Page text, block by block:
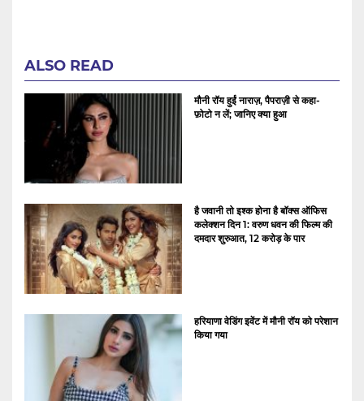
ALSO READ
मौनी रॉय हुईं नाराज़, पैपराज़ी से कहा-
फ़ोटो न लें; जानिए क्या हुआ
है जवानी तो इश्क होना है बॉक्स ऑफिस
कलेक्शन दिन 1: वरुण धवन की फिल्म की
दमदार शुरुआत, 12 करोड़ के पार
हरियाणा वेडिंग इवेंट में मौनी रॉय को परेशान
किया गया